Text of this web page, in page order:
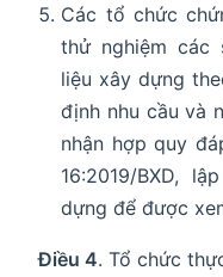
Các tổ chức
thử nghiệm các
liệu xây dựng
định nhu cầu và
nhận hợp quy
16:2019/BXD,
dựng để được
Điều 4. Tổ chức